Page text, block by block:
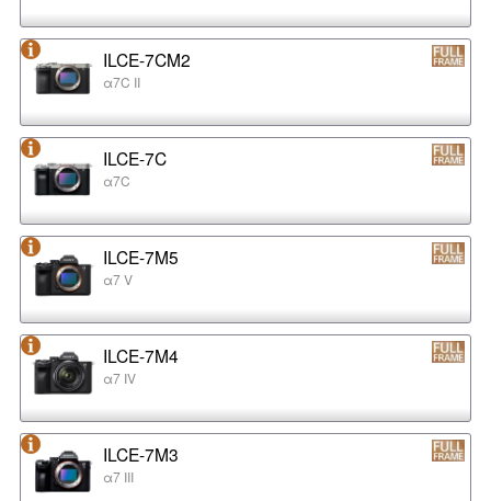
ILCE-7CM2
α7C II
ILCE-7C
α7C
ILCE-7M5
α7 V
ILCE-7M4
α7 IV
ILCE-7M3
α7 III